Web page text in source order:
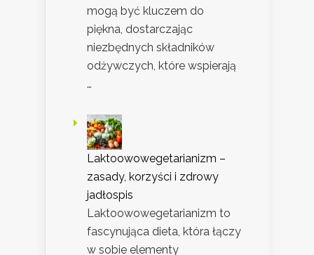
mogą być kluczem do
piękna, dostarczając
niezbędnych składników
odżywczych, które wspierają
…
Laktoowowegetarianizm –
zasady, korzyści i zdrowy
jadłospis
Laktoowowegetarianizm to
fascynująca dieta, która łączy
w sobie elementy